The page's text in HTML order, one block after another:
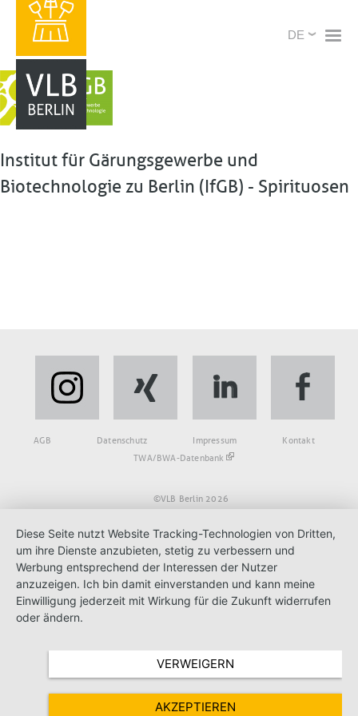
X
Select
Institut für Gärungsgewerbe und
Biotechnologie zu Berlin (IfGB) - Spirituosen
©VLB Berlin 2026
Fußbereich
AGB Datenschutz Impressum
Kontakt
TWA/BWA-Datenbank
Diese Seite nutzt Website Tracking-Technologien von Dritten,
um ihre Dienste anzubieten, stetig zu verbessern und
Werbung entsprechend der Interessen der Nutzer
anzuzeigen. Ich bin damit einverstanden und kann meine
Einwilligung jederzeit mit Wirkung für die Zukunft widerrufen
oder ändern.
VERWEIGERN
AKZEPTIEREN